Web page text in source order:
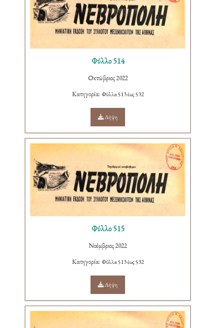
Φύλλο 514
Οκτώβριος 2022
Κατηγορία: Φύλλα 513 έως 532
Λήψη
Φύλλο 515
Νοέμβριος 2022
Κατηγορία: Φύλλα 513 έως 532
Λήψη